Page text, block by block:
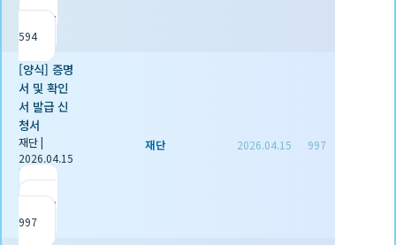
조회
594
[양식] 증명
서 및 확인
서 발급 신
청서
재단|
2026.04.15
|
조회
997
재단 2026.04.15 997